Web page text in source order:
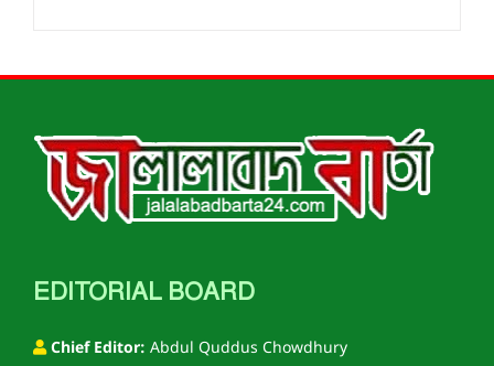
EDITORIAL BOARD
Chief Editor: Abdul Quddus Chowdhury